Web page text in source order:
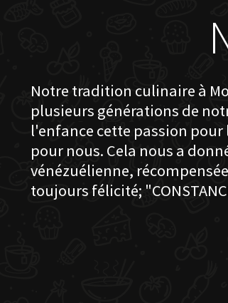
Notre tradition culinaire à
plusieurs générations de
l'enfance cette passion
pour nous. Cela nous a
vénézuélienne,
toujours félicité;